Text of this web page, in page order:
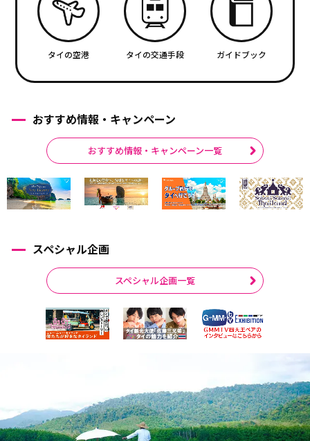
タイの空港 タイの交通手段 ガイドブック
おすすめ情報・キャンペーン
おすすめ情報・キャンペーン一覧
スペシャル企画
スペシャル企画一覧